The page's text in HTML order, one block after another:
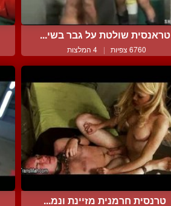
טראנסית שולטת על גבר בשי...
6760 צפיות | 4 המלצות
טרנסית חרמנית מזיינת ונמ...